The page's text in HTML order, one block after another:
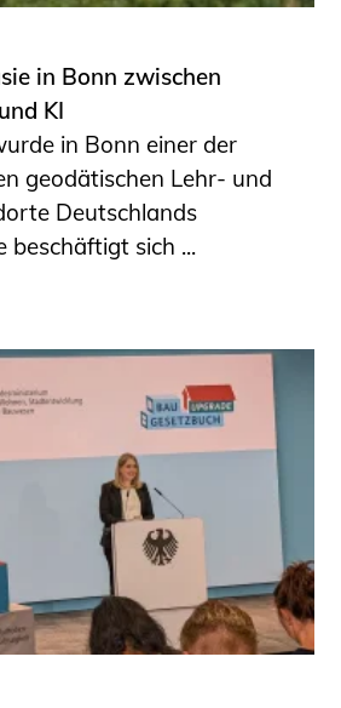
in Bonn zwischen
KI
in Bonn einer der
geodätischen Lehr- und
Deutschlands
beschäftigt sich ...